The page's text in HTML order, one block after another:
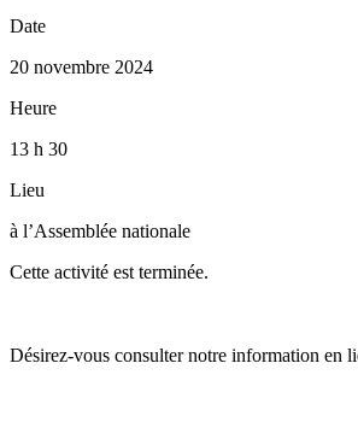
Date
20 novembre 2024
Heure
13 h 30
Lieu
à l’Assemblée nationale
Cette activité est terminée.
Désirez-vous consulter notre information en